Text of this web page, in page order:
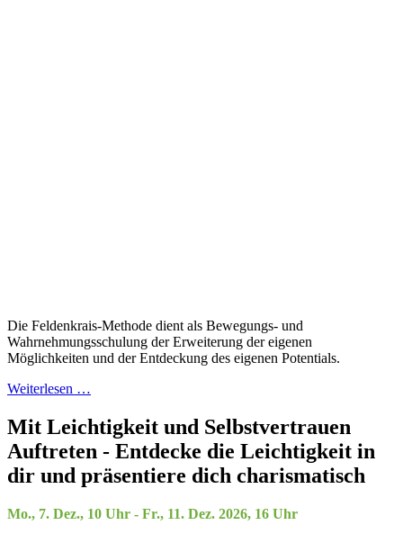
Die Feldenkrais-Methode dient als Bewegungs- und
Wahrnehmungsschulung der Erweiterung der eigenen
Möglichkeiten und der Entdeckung des eigenen Potentials.
Weiterlesen …
Mit Leichtigkeit und Selbstvertrauen
Auftreten - Entdecke die Leichtigkeit in
dir und präsentiere dich charismatisch
Mo., 7. Dez., 10 Uhr - Fr., 11. Dez. 2026, 16 Uhr